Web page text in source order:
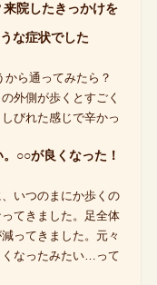
院したきっかけを
な症状でした
ら通ってみたら？
外側が歩くとすごく
びれた感じで辛かっ
○○が良くなった！
いつのまにか歩くの
てきました。足全体
ってきました。元々
なったみたい…って